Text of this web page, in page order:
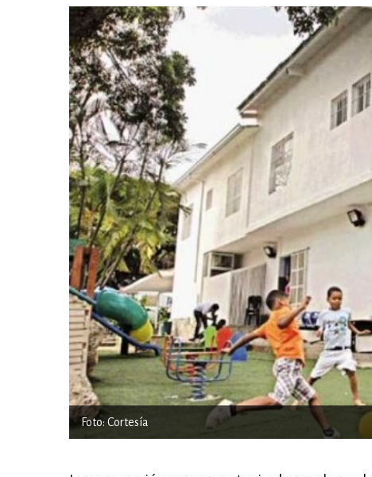
Foto: Cortesía